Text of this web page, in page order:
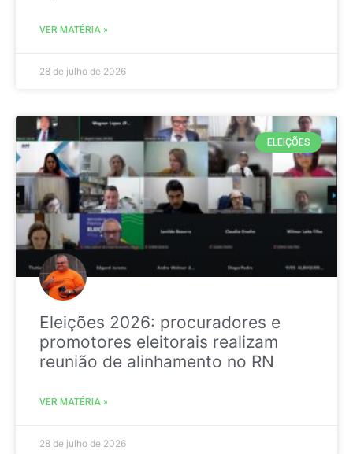
VER MATÉRIA »
28 de julho de 2026
ELEIÇÕES
Eleições 2026: procuradores e
promotores eleitorais realizam
reunião de alinhamento no RN
VER MATÉRIA »
28 de julho de 2026